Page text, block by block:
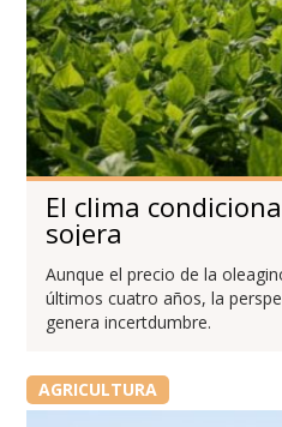
El clima
sojera
Aunque el precio de la
últimos cuatro años, la
genera incertdumbre.
AGRICULTURA